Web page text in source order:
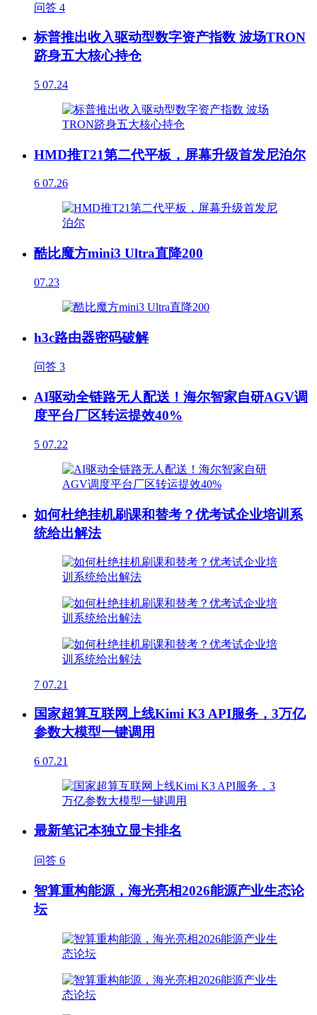
问答 4
标普推出收入驱动型数字资产指数 波场TRON
跻身五大核心持仓
5 07.24
HMD推T21第二代平板，屏幕升级首发尼泊尔
6 07.26
酷比魔方mini3 Ultra直降200
07.23
h3c路由器密码破解
问答 3
AI驱动全链路无人配送！海尔智家自研AGV调
度平台厂区转运提效40%
5 07.22
如何杜绝挂机刷课和替考？优考试企业培训系
统给出解法
7 07.21
国家超算互联网上线Kimi K3 API服务，3万亿
参数大模型一键调用
6 07.21
最新笔记本独立显卡排名
问答 6
智算重构能源，海光亮相2026能源产业生态论
坛